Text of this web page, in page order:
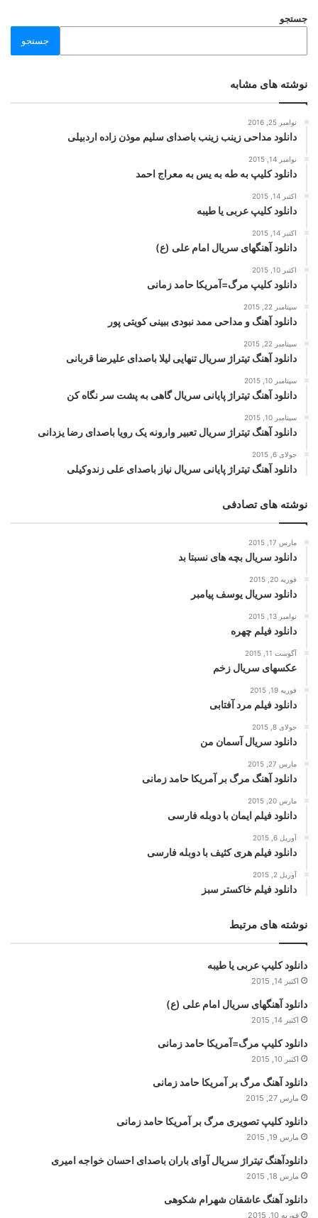
جستجو
جستجو
نوشته های مشابه
نوامبر 25, 2016
دانلود مداحی زینب زینب باصدای سلیم موذن زاده اردبیلی
نوامبر 14, 2015
دانلود کلیپ به طه به یس به معراج احمد
اکتبر 14, 2015
دانلود کلیپ عربی یا طیبه
اکتبر 14, 2015
دانلود آهنگهای سریال امام علی (ع)
اکتبر 10, 2015
دانلود کلیپ مرگ=آمریکا حامد زمانی
سپتامبر 22, 2015
دانلود آهنگ و مداحی ممد نبودی ببینی کویتی پور
سپتامبر 22, 2015
دانلود آهنگ تیتراژ سریال تنهایی لیلا باصدای علیرضا قربانی
سپتامبر 10, 2015
دانلود آهنگ تیتراژ پایانی سریال گاهی به پشت سر نگاه کن
سپتامبر 10, 2015
دانلود آهنگ تیتراژ سریال تعبیر وارونه یک رویا باصدای رضا یزدانی
جولای 6, 2015
دانلود آهنگ تیتراژ پایانی سریال نیاز باصدای علی زندوکیلی
نوشته های تصادفی
مارس 17, 2015
دانلود سریال بچه های نسبتا بد
فوریه 20, 2015
دانلود سریال یوسف پیامبر
نوامبر 13, 2015
دانلود فیلم چهره
آگوست 11, 2015
عکسهای سریال زخم
فوریه 19, 2015
دانلود فیلم مرد آفتابی
جولای 8, 2015
دانلود سریال آسمان من
مارس 27, 2015
دانلود آهنگ مرگ بر آمریکا حامد زمانی
مارس 20, 2015
دانلود فیلم ایمان با دوبله فارسی
آوریل 6, 2015
دانلود فیلم هری کثیف با دوبله فارسی
آوریل 2, 2015
دانلود فیلم خاکستر سبز
نوشته های مرتبط
دانلود کلیپ عربی یا طیبه
اکتبر 14, 2015
دانلود آهنگهای سریال امام علی (ع)
اکتبر 14, 2015
دانلود کلیپ مرگ=آمریکا حامد زمانی
اکتبر 10, 2015
دانلود آهنگ مرگ بر آمریکا حامد زمانی
مارس 27, 2015
دانلود کلیپ تصویری مرگ بر آمریکا حامد زمانی
مارس 19, 2015
دانلودآهنگ تیتراژ سریال آوای باران باصدای احسان خواجه امیری
مارس 18, 2015
دانلود آهنگ عاشقان شهرام شکوهی
فوریه 10, 2015